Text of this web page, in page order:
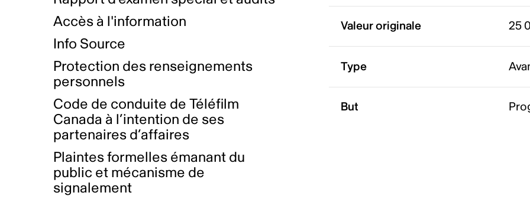
Accès à l'information
Info Source
Protection des renseignements
personnels
Code de conduite de Téléfilm
Canada à l’intention de ses
partenaires d’affaires
Plaintes formelles émanant du
public et mécanisme de
signalement
Valeur originale 25
Type
But